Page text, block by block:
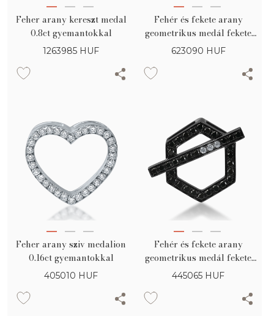
Feher arany kereszt medal
0.8ct gyemantokkal
1263985 HUF
Fehér és fekete arany
geometrikus medál fekete
gyémántokkal 0.3ct és tiszta
623090 HUF
Feher arany sziv medalion
0.16ct gyemantokkal
405010 HUF
Fehér és fekete arany
geometrikus medál fekete
gyémántokkal 0.31ct és tiszta
445065 HUF